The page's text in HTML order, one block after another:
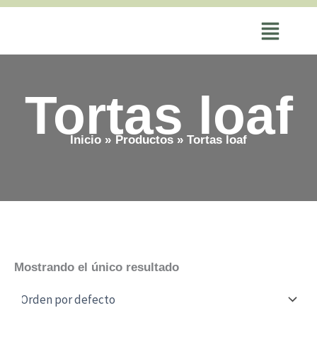
Ir
Tortas loaf
Inicio Productos Tortas loaf
Mostrando el único resultado